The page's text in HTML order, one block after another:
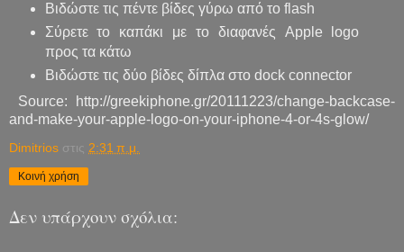
Βιδώστε τις πέντε βίδες γύρω από το flash
Σύρετε το καπάκι με το διαφανές Apple logo
προς τα κάτω
Βιδώστε τις δύο βίδες δίπλα στο dock connector
Source: http://greekiphone.gr/20111223/change-backcase-
and-make-your-apple-logo-on-your-iphone-4-or-4s-glow/
Dimitrios στις 2:31 π.μ.
Κοινή χρήση
Δεν υπάρχουν σχόλια: